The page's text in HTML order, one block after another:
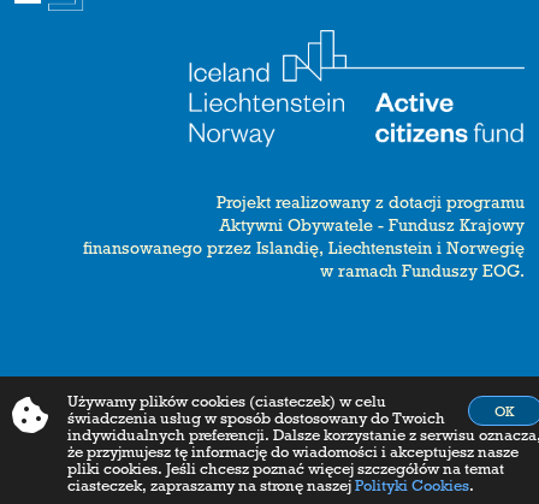
Projekt realizowany z dotacji programu
Aktywni Obywatele - Fundusz Krajowy
finansowanego przez Islandię, Liechtenstein i Norwegię
w ramach Funduszy EOG.
OK
Używamy plików cookies (ciasteczek) w celu
świadczenia usług w sposób dostosowany do Twoich
indywidualnych preferencji. Dalsze korzystanie z serwisu
że przyjmujesz tę informację do wiadomości i akceptujesz nasze
pliki cookies. Jeśli chcesz poznać więcej szczegółów na temat
ciasteczek, zapraszamy na stronę naszej Polityki Cookies.